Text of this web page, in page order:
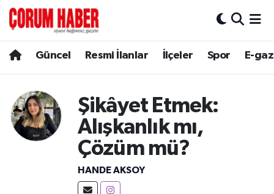
Güncel Resmi İlanlar İlçeler Spor E-
Şikâyet Etmek:
Alışkanlık mı,
Çözüm mü?
HANDE AKSOY
Spor
Resmi İlanlar
Alaca
Hava Durumu
Çorum Namaz Vakitleri
Trafik Durumu
Süper Lig Puan Durumu ve Fikstür